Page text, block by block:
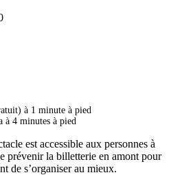
à 1 minute à pied
à 4 minutes à pied
est accessible aux personnes à
prévenir la billetterie en amont pour
de s’organiser au mieux.